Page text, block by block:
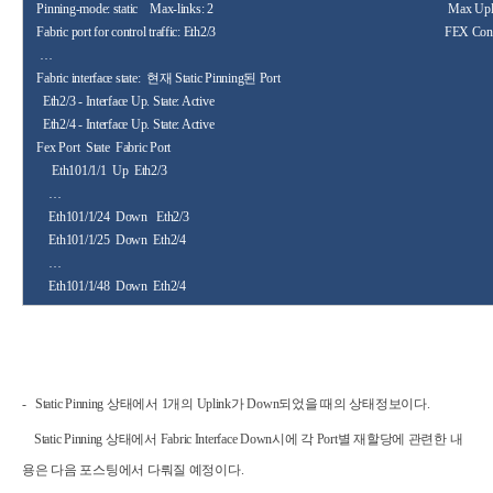
Pinning-mode: static
Max-links:2
Max
Fabric port for control traffic: Eth2/3
FEX
…
Fabric interface state: 현재Static Pinning된 Port
Eth2/3- Interface Up. State:Active
Eth2/4- Interface Up. State: Active
Fex Port State FabricPort
Eth101/1/1 Up Eth2/3
…
Eth101/1/24 Down Eth2/3
Eth101/1/25 Down Eth2/4
…
Eth101/1/48 Down Eth2/4
- Static Pinning 상태에서 1개의 Uplink가 Down되었을 때의 상태정보이다.
Static Pinning 상태에서 Fabric Interface Down시에 각 Port별 재할당에 관련한 내
용은 다음 포스팅에서 다뤄질 예정이다.